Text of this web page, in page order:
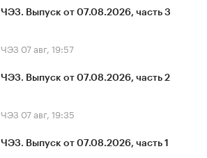
ЧЭЗ. Выпуск от 07.08.2026, часть 3
ЧЭЗ 07 авг, 19:57
ЧЭЗ. Выпуск от 07.08.2026, часть 2
ЧЭЗ 07 авг, 19:35
ЧЭЗ. Выпуск от 07.08.2026, часть 1